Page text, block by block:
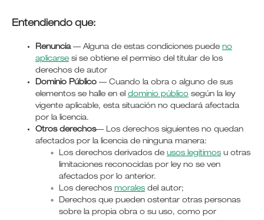
Entendiendo que:
Renuncia— Alguna de estas condiciones puede no
aplicarsesi se obtiene el permiso del titular de los
derechos de autor
Dominio Público— Cuando la obra o alguno de sus
elementos se halle en el dominio públicosegún la ley
vigente aplicable, esta situación no quedará afectada
por la licencia.
Otros derechos— Los derechos siguientes no quedan
afectados por la licencia de ninguna manera:
Los derechos derivados de usos legítimosu otras
limitaciones reconocidas por ley no se ven
afectados por lo anterior.
Los derechos moralesdel autor;
Derechos que pueden ostentar otras personas
sobre la propia obra o su uso, como por